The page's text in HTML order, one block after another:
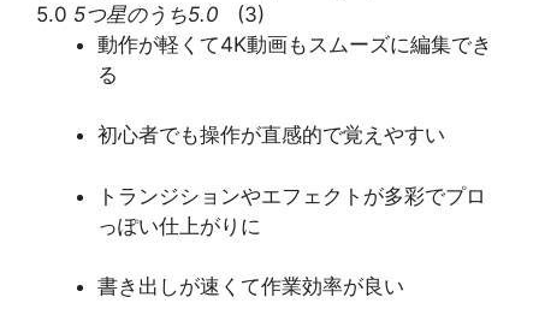
5.0 5つ星のうち5.0
(3)
動作が軽くて4K動画もスムーズに編集でき
る
初心者でも操作が直感的で覚えやすい
トランジションやエフェクトが多彩でプロ
っぽい仕上がりに
書き出しが速くて作業効率が良い